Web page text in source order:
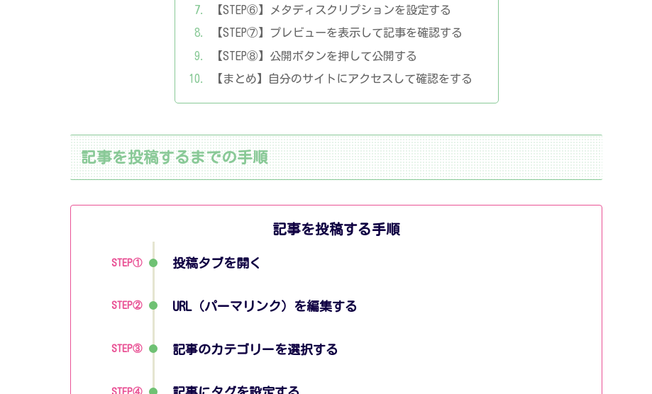
【STEP⑥】メタディスクリプションを設定する
【STEP⑦】プレビューを表示して記事を確認する
【STEP⑧】公開ボタンを押して公開する
【まとめ】自分のサイトにアクセスして確認をする
記事を投稿するまでの手順
記事を投稿する手順
STEP① 投稿タブを開く
STEP② URL（パーマリンク）を編集する
STEP③ 記事のカテゴリーを選択する
STEP④